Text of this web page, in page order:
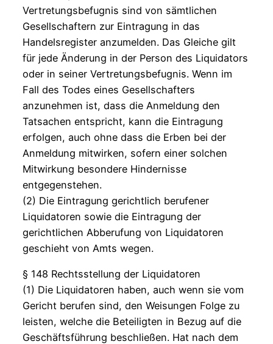
Vertretungsbefugnis sind von sämtlichen
Gesellschaftern zur Eintragung in das
Handelsregister anzumelden. Das Gleiche gilt
für jede Änderung in der Person des Liquidators
oder in seiner Vertretungsbefugnis. Wenn im
Fall des Todes eines Gesellschafters
anzunehmen ist, dass die Anmeldung den
Tatsachen entspricht, kann die Eintragung
erfolgen, auch ohne dass die Erben bei der
Anmeldung mitwirken, sofern einer solchen
Mitwirkung besondere Hindernisse
entgegenstehen.
(2) Die Eintragung gerichtlich berufener
Liquidatoren sowie die Eintragung der
gerichtlichen Abberufung von Liquidatoren
geschieht von Amts wegen.
§ 148 Rechtsstellung der Liquidatoren
(1) Die Liquidatoren haben, auch wenn sie vom
Gericht berufen sind, den Weisungen Folge zu
leisten, welche die Beteiligten in Bezug auf die
Geschäftsführung beschließen. Hat nach dem